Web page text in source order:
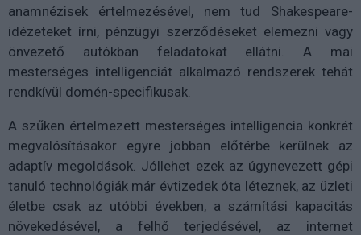
anamnézisek értelmezésével, nem tud Shakespeare-
idézeteket írni, pénzügyi szerződéseket elemezni vagy
önvezető autókban feladatokat ellátni. A mai
mesterséges intelligenciát alkalmazó rendszerek tehát
rendkívül domén-specifikusak.
A szűken értelmezett mesterséges intelligencia konkrét
megvalósításakor egyre jobban előtérbe kerülnek az
adaptív megoldások. Jóllehet ezek az úgynevezett gépi
tanuló technológiák már évtizedek óta léteznek, az üzleti
életbe csak az utóbbi években, a számítási kapacitás
növekedésével, a felhő terjedésével, az internet